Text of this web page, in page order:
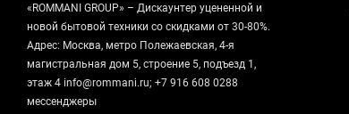
«ROMMANI GROUP» – Дискаунтер уцененной и
новой бытовой техники со скидками от 30-80%.
Адрес: Москва, метро Полежаевская, 4-я
магистральная дом 5, строение 5, подъезд 1,
этаж 4 info@rommani.ru; +7 916 608 0288
мессенджеры